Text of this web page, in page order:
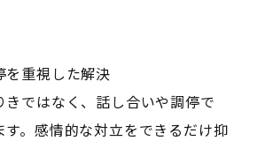
重視した解決
ではなく、話し合いや調停で
す。感情的な対立をできるだけ抑